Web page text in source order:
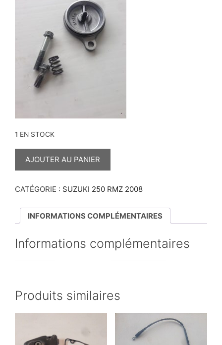
1 EN STOCK
A
2008
AJOUTER AU PANIER
CATÉGORIE : SUZUKI 250 RMZ 2008
INFORMATIONS COMPLÉMENTAIRES
Informations complémentaires
Produits similaires